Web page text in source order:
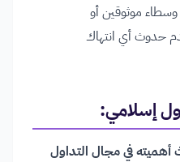
وسطاء موثوقين أو
حدوث أي انتهاك
إسلامي:
في مجال التداول